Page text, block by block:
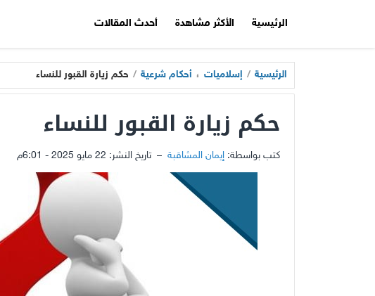
الرئيسية الأكثر مشاهدة أحدث المقالات
الرئيسية / إسلاميات ، أحكام شرعية / حكم زيارة القبور للنساء
حكم زيارة القبور للنساء
كتب بواسطة: إيمان المشاقبة – تاريخ النشر: 22 مايو 2025 - 6:01م